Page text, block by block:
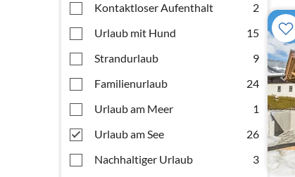
Kontaktloser Aufenthalt
2
Urlaub mit Hund
15
Strandurlaub
9
Familienurlaub
24
Urlaub am Meer
1
Urlaub am See
26
Nachhaltiger Urlaub
3